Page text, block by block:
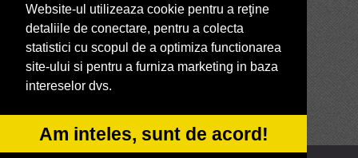
Website-ul utilizeaza cookie pentru a reţine
detaliile de conectare, pentru a colecta
statistici cu scopul de a optimiza functionarea
site-ului si pentru a furniza marketing in baza
intereselor dvs.
Am inteles, sunt de acord!
Brutari
Club de Sport
CentruInchirieri.ro